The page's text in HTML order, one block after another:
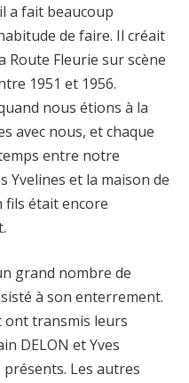
a fait beaucoup
de faire. Il créait
Route Fleurie sur scène
1951 et 1956.
nous étions à la
avec nous, et chaque
entre notre
Yvelines et la maison de
fils était encore
grand nombre de
à son enterrement.
ont transmis leurs
DELON et Yves
Les autres